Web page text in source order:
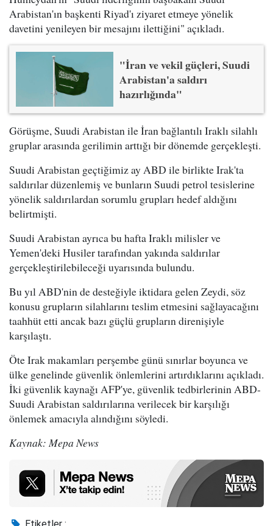
Arabistan'ın başkenti Riyad'ı ziyaret etmeye yönelik
davetini yenileyen bir mesajını ilettiğini" açıkladı.
"İran ve vekil güçleri, Suudi
Arabistan'a saldırı
hazırlığında"
Görüşme, Suudi Arabistan ile İran bağlantılı Iraklı silahlı
gruplar arasında gerilimin arttığı bir dönemde gerçekleşti.
Suudi Arabistan geçtiğimiz ay ABD ile birlikte Irak'ta
saldırılar düzenlemiş ve bunların Suudi petrol tesislerine
yönelik saldırılardan sorumlu grupları hedef aldığını
belirtmişti.
Suudi Arabistan ayrıca bu hafta Iraklı milisler ve
Yemen'deki Husiler tarafından yakında saldırılar
gerçekleştirilebileceği uyarısında bulundu.
Bu yıl ABD'nin de desteğiyle iktidara gelen Zeydi, söz
konusu grupların silahlarını teslim etmesini sağlayacağını
taahhüt etti ancak bazı güçlü grupların direnişiyle
karşılaştı.
Öte Irak makamları perşembe günü sınırlar boyunca ve
ülke genelinde güvenlik önlemlerini artırdıklarını açıkladı.
İki güvenlik kaynağı AFP'ye, güvenlik tedbirlerinin ABD-
Suudi Arabistan saldırılarına verilecek bir karşılığı
önlemek amacıyla alındığını söyledi.
Kaynak: Mepa News
Etiketler :